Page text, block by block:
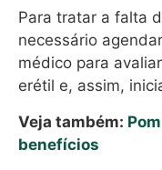
Para tratar a falta
necessário
médico para
erétil e, assim,
Veja também:
benefícios